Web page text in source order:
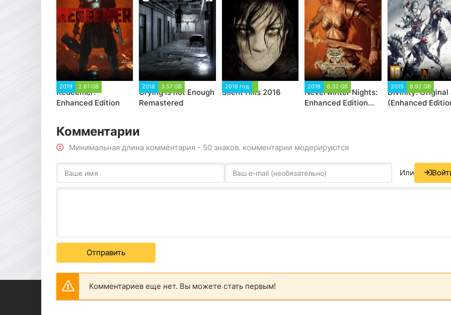
2019 2.61 GB
Redeemer:
Enhanced Edition
2018 3.57 GB
Crying is not Enough
Remastered
2016 год
Silent Hills 2016
2018 6.32 GB
Neverwinter Nights:
Enhanced Edition
2015 8.92 GB
Divinity: Original
(Enhanced
Комментарии
Минимальная длина комментария - 50 знаков. комментарии модерируются
Или
Отправить
Комментариев еще нет. Вы можете стать первым!